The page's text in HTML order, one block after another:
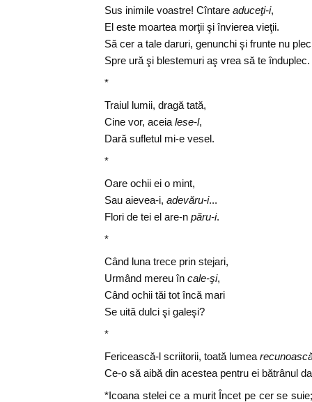
Sus inimile voastre! Cîntare aduceţi-i,
El este moartea morţii şi învierea vieţii.
Să cer a tale daruri, genunchi şi frunte nu
Spre ură şi blestemuri aş vrea să te înduplec.
*
Traiul lumii, dragă tată,
Cine vor, aceia lese-l,
Dară sufletul mi-e vesel.
*
Oare ochii ei o mint,
Sau aievea-i, adevăru-i...
Flori de tei el are-n păru-i.
*
Când luna trece prin stejari,
Urmând mereu în cale-şi,
Când ochii tăi tot încă mari
Se uită dulci şi galeşi?
*
Fericească-l scriitorii, toată lumea
Ce-o să aibă din acestea pentru ei bătrânul
*Icoana stelei ce a murit Încet pe cer se